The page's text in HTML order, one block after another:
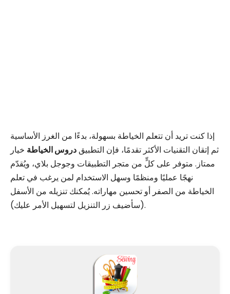
إذا كنت تريد أن تتعلم الخياطة بسهولة، بدءًا من الغرز الأساسية
ثم إتقان التقنيات الأكثر تقدمًا، فإن التطبيقدروس الخياطة خيار
ممتاز. متوفر على كلٍّ من متجر التطبيقات وجوجل بلاي، ويُقدّم
نهجًا عمليًا ومنظمًا وسهل الاستخدام لمن يرغب في تعلم
الخياطة من الصفر أو تحسين مهاراته. يُمكنك تنزيله من الأسفل
(سأضيف زر التنزيل لتسهيل الأمر عليك).